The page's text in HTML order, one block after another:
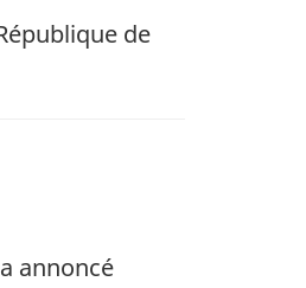
de
annoncé